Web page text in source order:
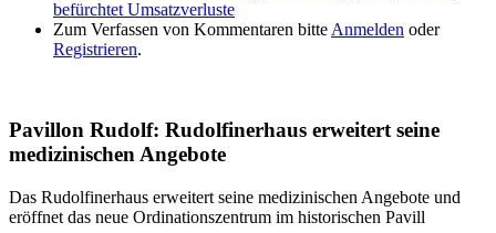
befürchtet Umsatzverluste
Zum Verfassen von Kommentaren bitte Anmelden oder
Registrieren.
Pavillon Rudolf: Rudolfinerhaus erweitert seine
medizinischen Angebote
Das Rudolfinerhaus erweitert seine medizinischen Angebote und
eröffnet das neue Ordinationszentrum im historischen Pavill